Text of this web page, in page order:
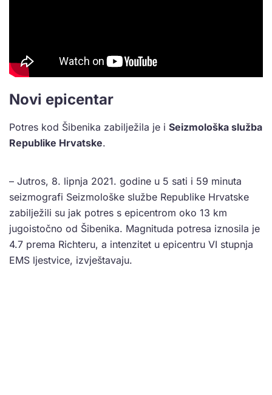
Novi epicentar
Potres kod Šibenika zabilježila je i Seizmološka služba
Republike Hrvatske.
– Jutros, 8. lipnja 2021. godine u 5 sati i 59 minuta
seizmografi Seizmološke službe Republike Hrvatske
zabilježili su jak potres s epicentrom oko 13 km
jugoistočno od Šibenika. Magnituda potresa iznosila je
4.7 prema Richteru, a intenzitet u epicentru VI stupnja
EMS ljestvice, izvještavaju.